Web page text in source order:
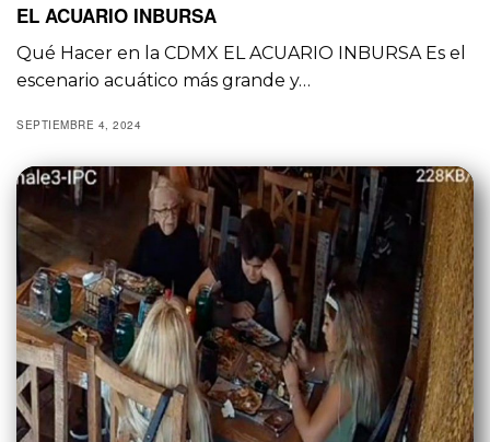
EL ACUARIO INBURSA
Qué Hacer en la CDMX EL ACUARIO INBURSA Es el
escenario acuático más grande y…
SEPTIEMBRE 4, 2024